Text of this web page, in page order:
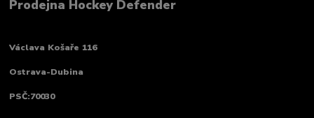
Prodejna Hockey Defender
Václava Košaře 116
Ostrava-Dubina
PSČ:70030